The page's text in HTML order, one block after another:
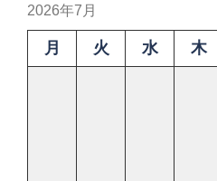
2026年7月
月 火 水 木